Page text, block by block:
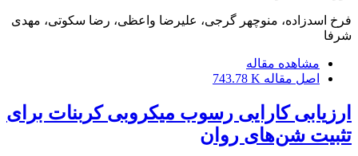
فرخ اسدزاده، منوچهر گرجی، علیرضا واعظی، رضا سکوتی، مهدی
شرفا
مشاهده مقاله
اصل مقاله 743.78 K
ارزیابی کارایی رسوب میکروبی کربنات برای
تثبیت شن‌های روان